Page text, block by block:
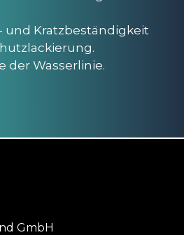
und Kratzbeständigkeit
der Wasserlinie.
GmbH